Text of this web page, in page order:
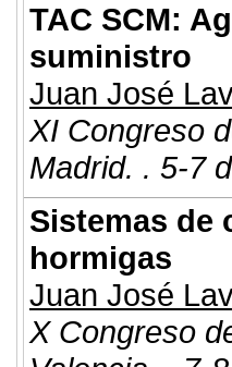
TAC SCM:
suministro
Juan José
XI Congreso
Madrid. . 5-7
Sistemas de
hormigas
Juan José
X Congreso